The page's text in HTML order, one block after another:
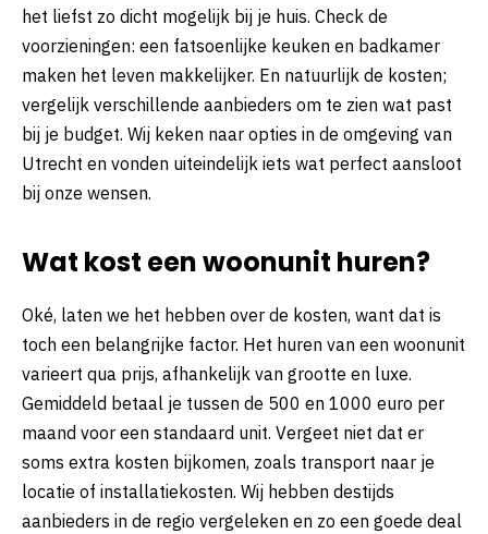
het liefst zo dicht mogelijk bij je huis. Check de
voorzieningen: een fatsoenlijke keuken en badkamer
maken het leven makkelijker. En natuurlijk de kosten;
vergelijk verschillende aanbieders om te zien wat past
bij je budget. Wij keken naar opties in de omgeving van
Utrecht en vonden uiteindelijk iets wat perfect aansloot
bij onze wensen.
Wat kost een woonunit huren?
Oké, laten we het hebben over de kosten, want dat is
toch een belangrijke factor. Het huren van een woonunit
varieert qua prijs, afhankelijk van grootte en luxe.
Gemiddeld betaal je tussen de 500 en 1000 euro per
maand voor een standaard unit. Vergeet niet dat er
soms extra kosten bijkomen, zoals transport naar je
locatie of installatiekosten. Wij hebben destijds
aanbieders in de regio vergeleken en zo een goede deal